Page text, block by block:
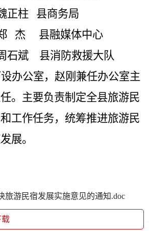
正柱
县商务局
杰
县融媒体中心
石斌
县消防救援大队
办公室，赵刚兼任办公室主
。主要负责制定全县旅游民
工作任务，统筹推进旅游民
展。
旅游民宿发展实施意见的通知.doc
载